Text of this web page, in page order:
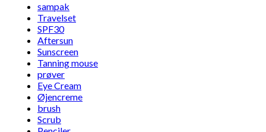
sampak
Travelset
SPF30
Aftersun
Sunscreen
Tanning mouse
prøver
Eye Cream
Øjencreme
brush
Scrub